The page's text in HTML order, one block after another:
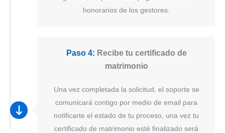
honorarios de los gestores.
Paso 4: Recibe tu certificado de
matrimonio
Una vez completada la solicitud, el soporte se
comunicará contigo por medio de email para
notificarte el estado de tu proceso, una vez tu
certificado de matrimonio esté finalizado será